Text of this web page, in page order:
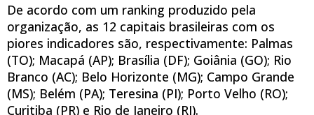
De acordo com um ranking produzido pela
organização, as 12 capitais brasileiras com os
piores indicadores são, respectivamente: Palmas
(TO); Macapá (AP); Brasília (DF); Goiânia (GO); Rio
Branco (AC); Belo Horizonte (MG); Campo Grande
(MS); Belém (PA); Teresina (PI); Porto Velho (RO);
Curitiba (PR) e Rio de Janeiro (RJ).